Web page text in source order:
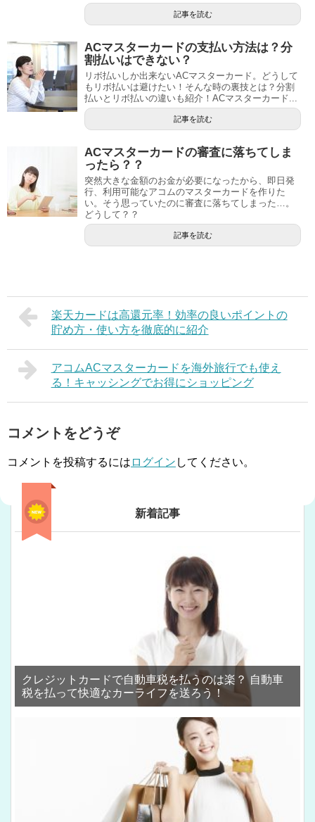
記事を読む
ACマスターカードの支払い方法は？分
割払いはできない？
リボ払いしか出来ないACマスターカード。どうして
もリボ払いは避けたい！そんな時の裏技とは？分割
払いとリボ払いの違いも紹介！ACマスターカード...
記事を読む
ACマスターカードの審査に落ちてしま
ったら？？
突然大きな金額のお金が必要になったから、即日発
行、利用可能なアコムのマスターカードを作りた
い。そう思っていたのに審査に落ちてしまった…。
どうして？？
記事を読む
楽天カードは高還元率！効率の良いポイントの
貯め方・使い方を徹底的に紹介
アコムACマスターカードを海外旅行でも使え
る！キャッシングでお得にショッピング
コメントをどうぞ
コメントを投稿するには ログイン してください。
新着記事
クレジットカードで自動車税を払うのは楽？ 自動車
税を払って快適なカーライフを送ろう！